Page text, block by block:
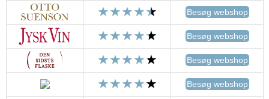
Besøg webshop
Besøg webshop
Besøg webshop
Besøg webshop